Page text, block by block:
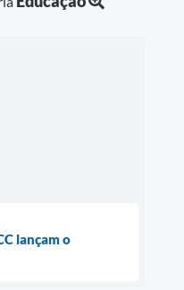
lançam o